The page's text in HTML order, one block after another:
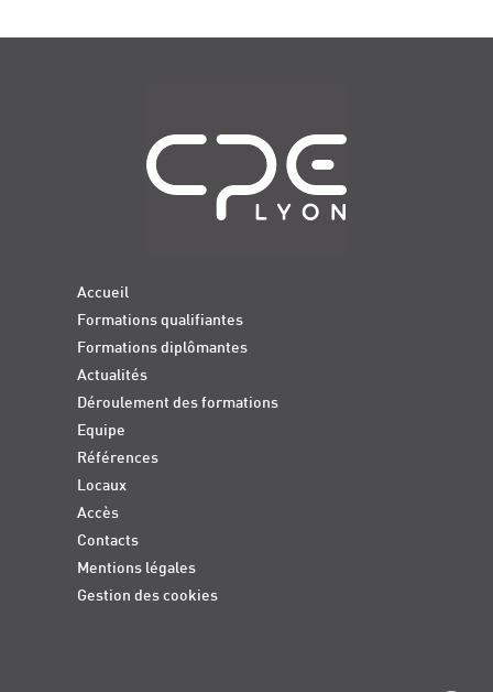
Accueil
Formations qualifiantes
Formations diplômantes
Actualités
Déroulement des formations
Equipe
Références
Locaux
Accès
Contacts
Mentions légales
Gestion des cookies